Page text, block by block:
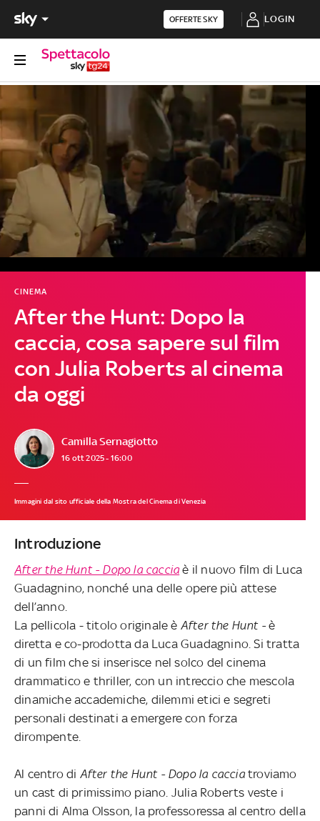
OFFERTE SKY LOGIN
After the Hunt: Dopo la
caccia, cosa sapere sul film
con Julia Roberts al cinema
da oggi
CINEMA
Camilla Sernagiotto
16 ott 2025 - 16:00
Immagini dal sito ufficiale della Mostra del Cinema di Venezia
Introduzione
After the Hunt - Dopo la caccia è il nuovo film di Luca
Guadagnino, nonché una delle opere più attese
dell’anno.
La pellicola - titolo originale è After the Hunt -è
diretta e co-prodotta da Luca Guadagnino. Si tratta
di un film che si inserisce nel solco del cinema
drammatico e thriller, con un intreccio che mescola
dinamiche accademiche, dilemmi etici e segreti
personali destinati a emergere con forza
dirompente.
Al centro di After the Hunt - Dopo la cacciatroviamo
un cast di primissimo piano. Julia Roberts veste i
panni di Alma Olsson, la professoressa al centro della